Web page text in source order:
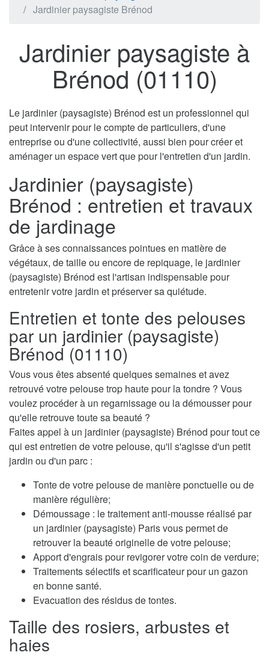
Jardinier paysagiste Brénod
Jardinier paysagiste à
Brénod (01110)
Le jardinier (paysagiste) Brénod est un professionnel qui
peut intervenir pour le compte de particuliers, d'une
entreprise ou d'une collectivité, aussi bien pour créer et
aménager un espace vert que pour l'entretien d'un jardin.
Jardinier (paysagiste)
Brénod : entretien et travaux
de jardinage
Grâce à ses connaissances pointues en matière de
végétaux, de taille ou encore de repiquage, le jardinier
(paysagiste) Brénod est l'artisan indispensable pour
entretenir votre jardin et préserver sa quiétude.
Entretien et tonte des pelouses
par un jardinier (paysagiste)
Brénod (01110)
Vous vous êtes absenté quelques semaines et avez
retrouvé votre pelouse trop haute pour la tondre ? Vous
voulez procéder à un regarnissage ou la démousser pour
qu'elle retrouve toute sa beauté ?
Faites appel à un jardinier (paysagiste) Brénod pour tout ce
qui est entretien de votre pelouse, qu'il s'agisse d'un petit
jardin ou d'un parc :
Tonte de votre pelouse de manière ponctuelle ou de
manière régulière;
Démoussage : le traitement anti-mousse réalisé par
un jardinier (paysagiste) Paris vous permet de
retrouver la beauté originelle de votre pelouse;
Apport d'engrais pour revigorer votre coin de verdure;
Traitements sélectifs et scarificateur pour un gazon
en bonne santé.
Evacuation des résidus de tontes.
Taille des rosiers, arbustes et
haies